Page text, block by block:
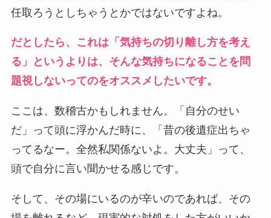
任取ろうとしちゃうとかではないですよね。
だとしたら、これは「気持ちの切り離し方を考え
る」というよりは、そんな気持ちになることを問
題視しないってのをオススメしたいです。
ここは、数稽古かもしれません。「自分のせい
だ」って頭に浮かんだ時に、「昔の後遺症出ちゃ
ってるなー。全然私関係ないよ。大丈夫」って、
頭で自分に言い聞かせる感じです。
そして、その場にいるのが辛いのであれば、その